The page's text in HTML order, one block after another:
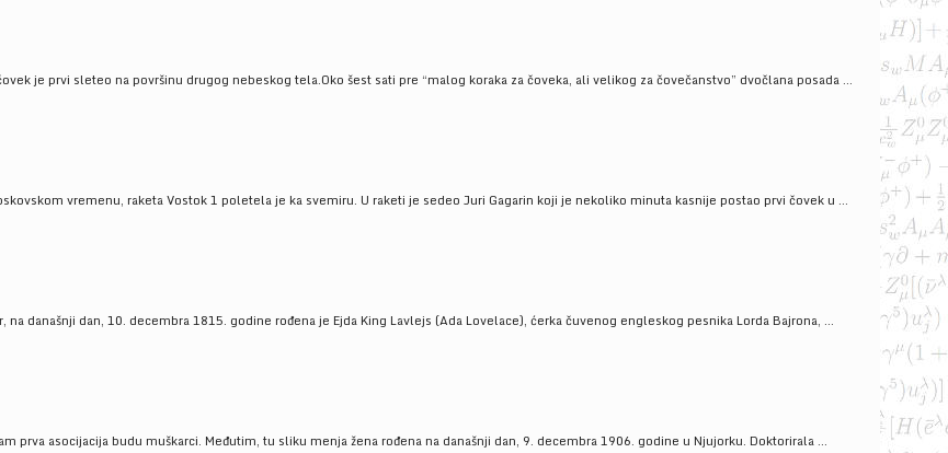
je prvi sleteo na površinu drugog nebeskog tela.Oko šest sati pre “malog koraka za čoveka, ali velikog za čovečanstvo” dvočlana posada ...
vremenu, raketa Vostok 1 poletela je ka svemiru. U raketi je sedeo Juri Gagarin koji je nekoliko minuta kasnije postao prvi čovek u ...
današnji dan, 10. decembra 1815. godine rođena je Ejda King Lavlejs (Ada Lovelace), ćerka čuvenog engleskog pesnika Lorda Bajrona, ...
prva asocijacija budu muškarci. Međutim, tu sliku menja žena rođena na današnji dan, 9. decembra 1906. godine u Njujorku. Doktorirala ...